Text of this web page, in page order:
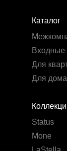
Status
Mone
Каталог
Входные
Для
Для дома